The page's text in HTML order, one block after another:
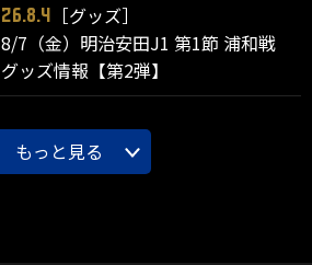
26.8.4
［グッズ］
8/7（金）明治安田J1 第1節 浦和戦
グッズ情報【第2弾】
もっと見る